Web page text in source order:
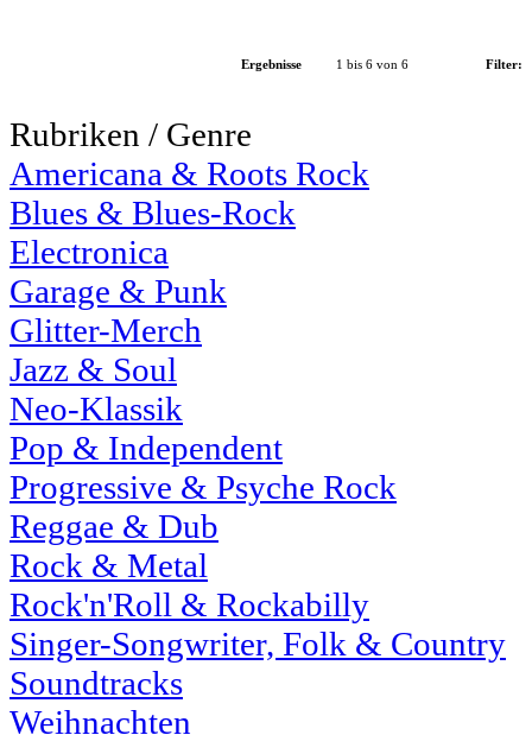
Ergebnisse 1 bis 6 von 6 Filter:
Rubriken / Genre
Americana & Roots Rock
Blues & Blues-Rock
Electronica
Garage & Punk
Glitter-Merch
Jazz & Soul
Neo-Klassik
Pop & Independent
Progressive & Psyche Rock
Reggae & Dub
Rock & Metal
Rock'n'Roll & Rockabilly
Singer-Songwriter, Folk & Country
Soundtracks
Weihnachten